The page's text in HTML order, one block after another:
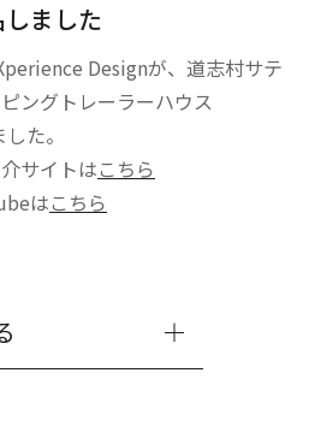
ました
Designが、道志村サテ
ングトレーラーハウス
た。
サイトはこちら
はこちら